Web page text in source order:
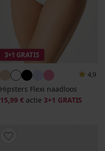
3+1 GRATIS
4,9
Hipsters Flexi naadloos
15,99 € actie 3+1 GRATIS